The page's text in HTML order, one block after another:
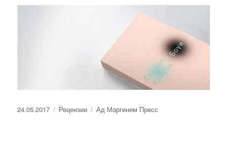
Опубликовано
24.05.2017 Рубрики
Рецензии Метки
Ад Маргинем Пресс